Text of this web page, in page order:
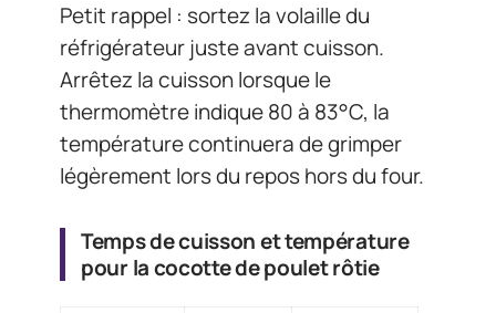
Petit rappel : sortez la volaille du
réfrigérateur juste avant cuisson.
Arrêtez la cuisson lorsque le
thermomètre indique 80 à 83°C, la
température continuera de grimper
légèrement lors du repos hors du four.
Temps de cuisson et température
pour la cocotte de poulet rôtie